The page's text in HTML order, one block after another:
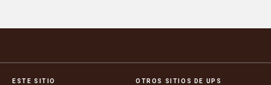
ESTE SITIO OTROS SITIOS DE UPS